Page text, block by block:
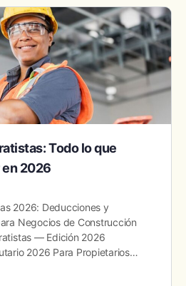
Todo lo que
2026
2026: Deducciones y
Negocios de Construcción
— Edición 2026
2026 Para Propietarios…